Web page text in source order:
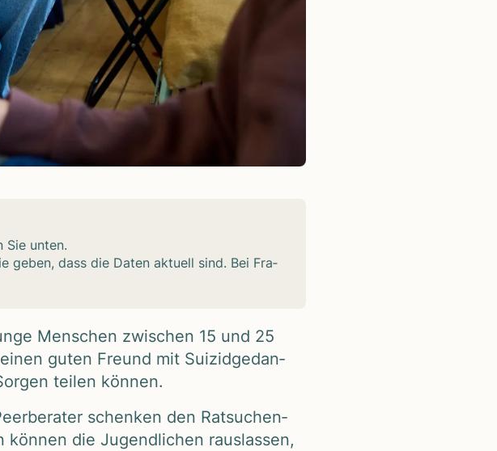
Sie unten.
geben, dass die Daten aktu­ell sind. Bei Fra­
Men­schen zwi­schen 15 und 25
guten Freund mit Sui­zid­ge­dan­
tei­len kön­nen.
schen­ken den Rat­su­chen­
die Jugend­li­chen raus­las­sen,